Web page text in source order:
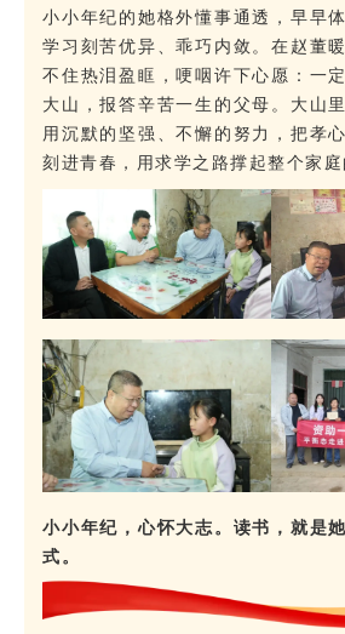
小小年纪的她格外懂事通透，早早
学习刻苦优异、乖巧内敛。在赵董
不住热泪盈眶，哽咽许下心愿：一
大山，报答辛苦一生的父母。大山
用沉默的坚强、不懈的努力，把孝
刻进青春，用求学之路撑起整个家庭
小小年纪，心怀大志。读书，就是
式。